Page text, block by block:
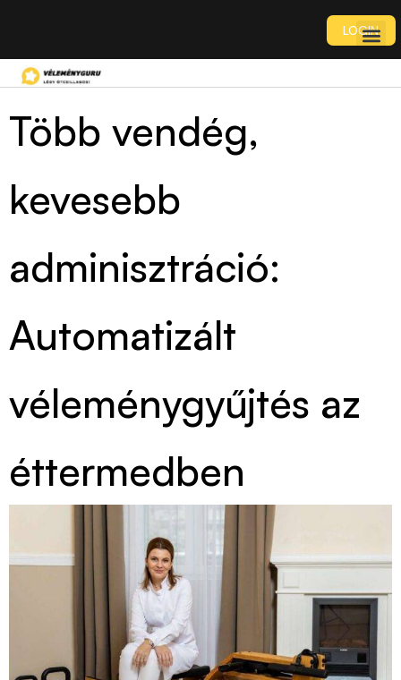
LOGIN
Több vendég,
kevesebb
adminisztráció:
Automatizált
véleménygyűjtés az
éttermedben